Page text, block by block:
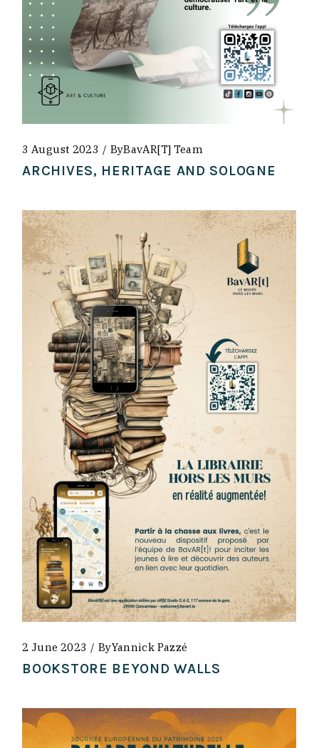
3 August 2023 ByBavAR[t] Team
ARCHIVES, HERITAGE AND SOLOGNE
2 June 2023 ByYannick Pazzé
BOOKSTORE BEYOND WALLS